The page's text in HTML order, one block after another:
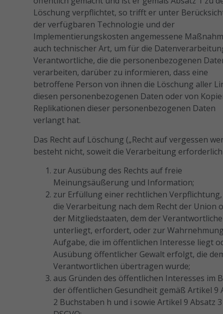
Löschung verpflichtet, so trifft er unter
der verfügbaren Technologie und der
Implementierungskosten angemessene
auch technischer Art, um für die
Verantwortliche, die die personenbezogenen
verarbeiten, darüber zu informieren, dass eine
betroffene Person von ihnen die Löschung aller
diesen personenbezogenen Daten oder von
Replikationen dieser personenbezogenen Daten
verlangt hat.
Das Recht auf Löschung („Recht auf vergessen
besteht nicht, soweit die Verarbeitung
zur Ausübung des Rechts auf freie
Meinungsäußerung und Information;
zur Erfüllung einer rechtlichen
die Verarbeitung nach dem Recht der Union
der Mitgliedstaaten, dem der Verantwortliche
unterliegt, erfordert, oder zur
Aufgabe, die im öffentlichen Interesse liegt
Ausübung öffentlicher Gewalt erfolgt, die
Verantwortlichen übertragen wurde;
aus Gründen des öffentlichen Interesses im
der öffentlichen Gesundheit gemäß Artikel 9
2 Buchstaben h und i sowie Artikel 9 Absatz 3